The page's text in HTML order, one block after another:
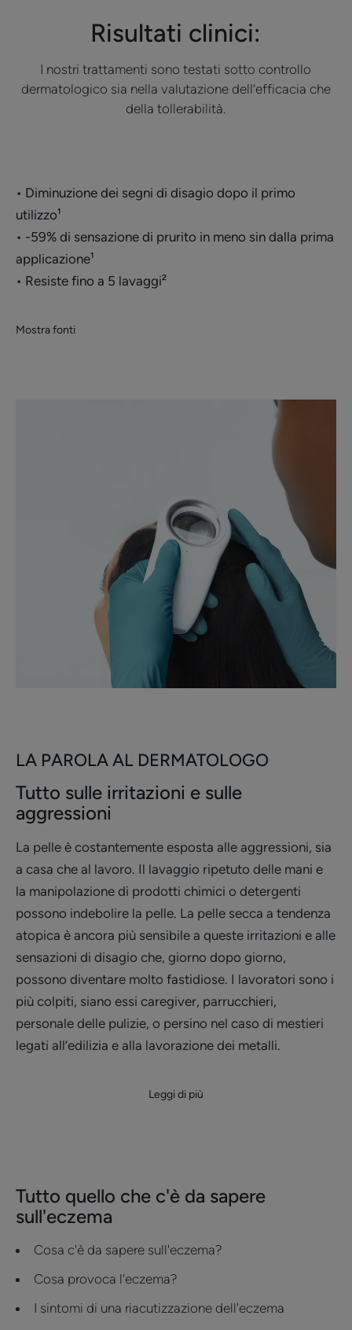
CONSISTENZA RACCOLTA DIFFERENZIATA
Consistenza acqua in olio effetto barriera.
Profumazione
Senza profumo
Risultati clinici:
I nostri trattamenti sono testati sotto controllo
dermatologico sia nella valutazione dell’efficacia che
della tollerabilità.
• Diminuzione dei segni di disagio dopo il primo
utilizzo¹
• -59% di sensazione di prurito in meno sin dalla prima
applicazione¹
• Resiste fino a 5 lavaggi²
Mostra fonti
LA PAROLA AL DERMATOLOGO
Tutto sulle irritazioni e sulle
aggressioni
La pelle è costantemente esposta alle aggressioni, sia
a casa che al lavoro. Il lavaggio ripetuto delle mani e
la manipolazione di prodotti chimici o detergenti
possono indebolire la pelle. La pelle secca a tendenza
atopica è ancora più sensibile a queste irritazioni e alle
sensazioni di disagio che, giorno dopo giorno,
possono diventare molto fastidiose. I lavoratori sono i
più colpiti, siano essi caregiver, parrucchieri,
personale delle pulizie, o persino nel caso di mestieri
legati all’edilizia e alla lavorazione dei metalli.
Leggi di più
Tutto quello che c'è da sapere
sull'eczema
Cosa c'è da sapere sull'eczema?
Cosa provoca l'eczema?
I sintomi di una riacutizzazione dell'eczema